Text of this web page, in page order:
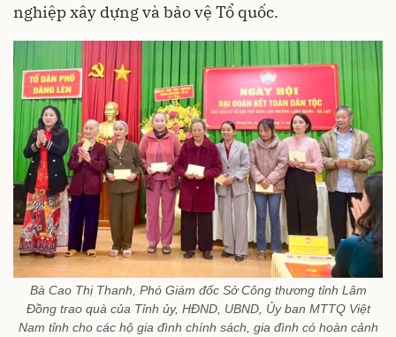
nghiệp xây dựng và bảo vệ Tổ quốc.
Bà Cao Thị Thanh, Phó Giám đốc Sở Công thương tỉnh Lâm
Đồng trao quà của Tỉnh ủy, HĐND, UBND, Ủy ban MTTQ Việt
Nam tỉnh cho các hộ gia đình chính sách, gia đình có hoàn cảnh